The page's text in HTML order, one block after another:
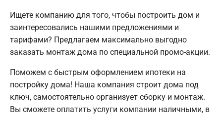
Ищете компанию для того, чтобы построить дом и
заинтересовались нашими предложениями и
тарифами? Предлагаем максимально выгодно
заказать монтаж дома по специальной промо-акции.
Поможем с быстрым оформлением ипотеки на
постройку дома! Наша компания строит дома под
ключ, самостоятельно организует сборку и монтаж.
Вы сможете оплатить услуги компании наличными, в